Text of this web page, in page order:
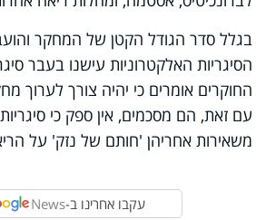
בגלל סדר הגודל הקטן של המחקר
הסיגריות האלקטרוניות עישנו בעבר
החוקרים אומרים כי יהיה צורך לערוך
עם זאת, הם מסכמים, אין ספק כי
משאירות אחריהן 'חותם של נזק' על
עקבו אחרינו ב-News